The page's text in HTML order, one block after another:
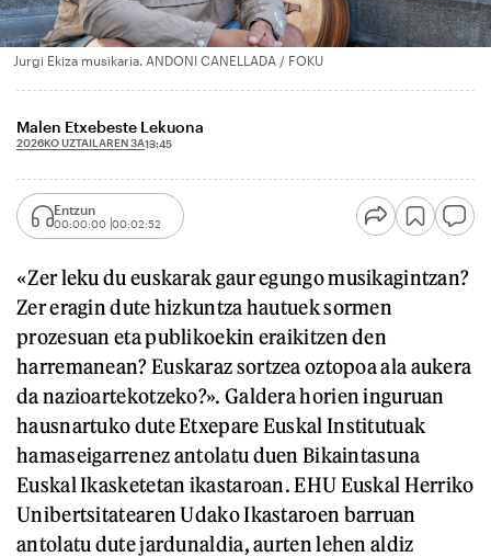
Jurgi Ekiza musikaria. ANDONI CANELLADA / FOKU
Malen Etxebeste Lekuona
2026KO UZTAILAREN 3A13:45
Entzun
00:00:00 00:02:52
«Zer leku du euskarak gaur egungo musikagintzan?
Zer eragin dute hizkuntza hautuek sormen
prozesuan eta publikoekin eraikitzen den
harremanean? Euskaraz sortzea oztopoa ala aukera
da nazioartekotzeko?». Galdera horien inguruan
hausnartuko dute Etxepare Euskal Institutuak
hamaseigarrenez antolatu duen Bikaintasuna
Euskal Ikasketetan ikastaroan. EHU Euskal Herriko
Unibertsitatearen Udako Ikastaroen barruan
antolatu dute jardunaldia, aurten lehen aldiz